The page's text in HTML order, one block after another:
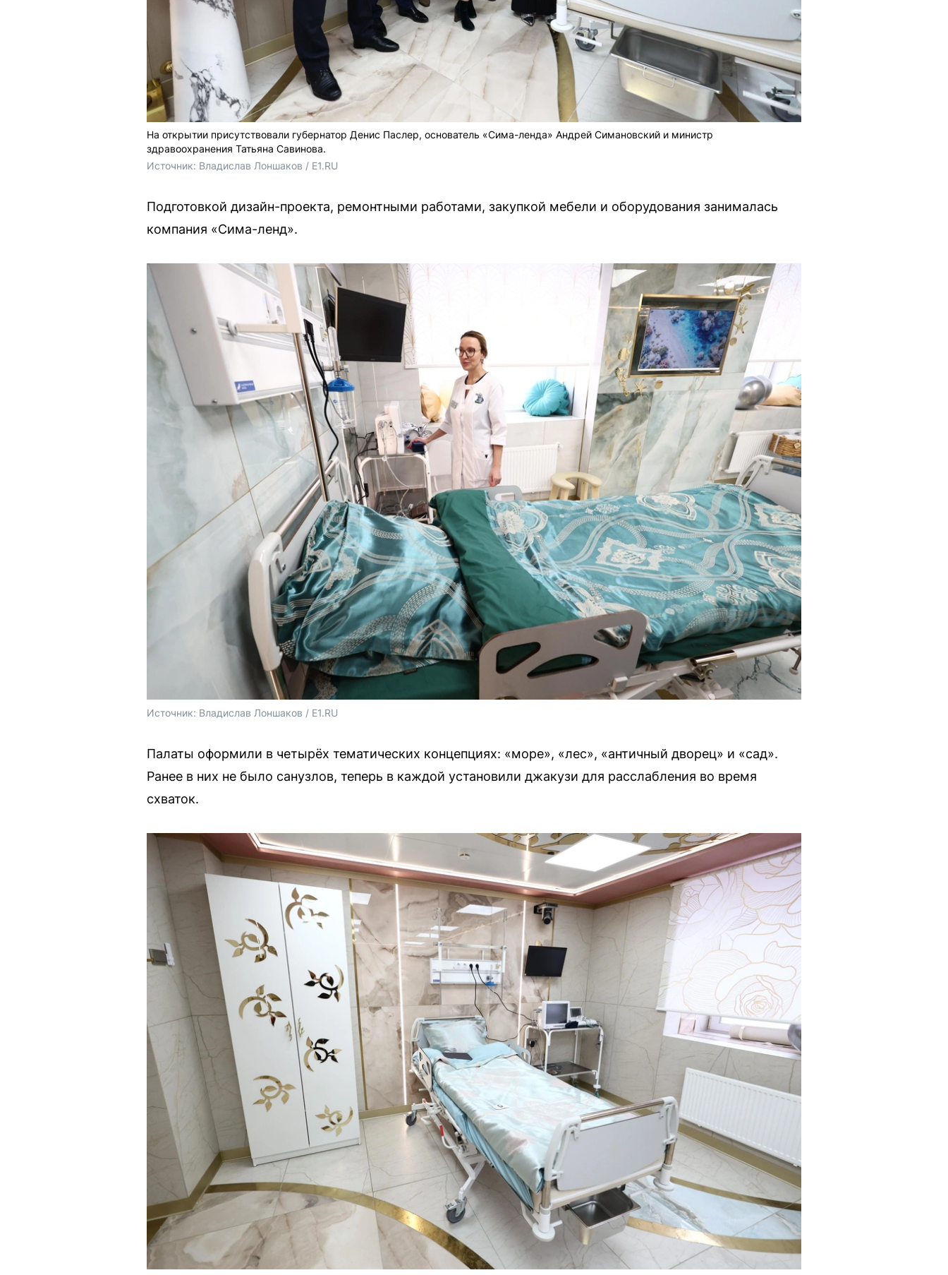
На открытии присутствовали губернатор Денис Паслер, основатель «Сима-ленда» Андрей Симановский и министр
здравоохранения Татьяна Савинова.
Источник: Владислав Лоншаков / E1.RU
Подготовкой дизайн-проекта, ремонтными работами, закупкой мебели и оборудования занималась
компания «Сима-ленд».
Источник: Владислав Лоншаков / E1.RU
Палаты оформили в четырёх тематических концепциях: «море», «лес», «античный дворец» и «сад».
Ранее в них не было санузлов, теперь в каждой установили джакузи для расслабления во время
схваток.